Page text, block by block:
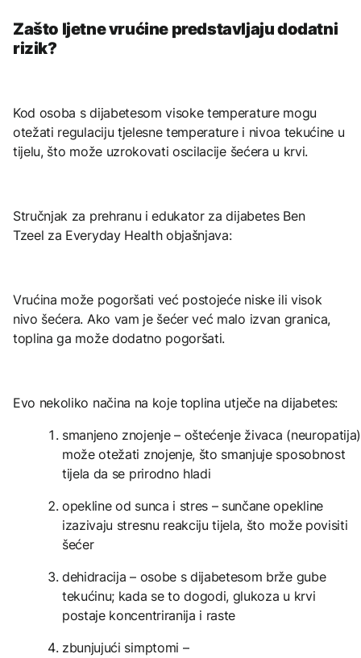
Zašto ljetne vrućine predstavljaju dodatni
rizik?
Kod osoba s dijabetesom visoke temperature mogu
otežati regulaciju tjelesne temperature i nivoa tekućine u
tijelu, što može uzrokovati oscilacije šećera u krvi.
Stručnjak za prehranu i edukator za dijabetes Ben
Tzeel za Everyday Health objašnjava:
Vrućina može pogoršati već postojeće niske ili visok
nivo šećera. Ako vam je šećer već malo izvan granica,
toplina ga može dodatno pogoršati.
Evo nekoliko načina na koje toplina utječe na dijabetes:
smanjeno znojenje – oštećenje živaca (neuropatija)
može otežati znojenje, što smanjuje sposobnost
tijela da se prirodno hladi
opekline od sunca i stres – sunčane opekline
izazivaju stresnu reakciju tijela, što može povisiti
šećer
dehidracija – osobe s dijabetesom brže gube
tekućinu; kada se to dogodi, glukoza u krvi
postaje koncentriranija i raste
zbunjujući simptomi –